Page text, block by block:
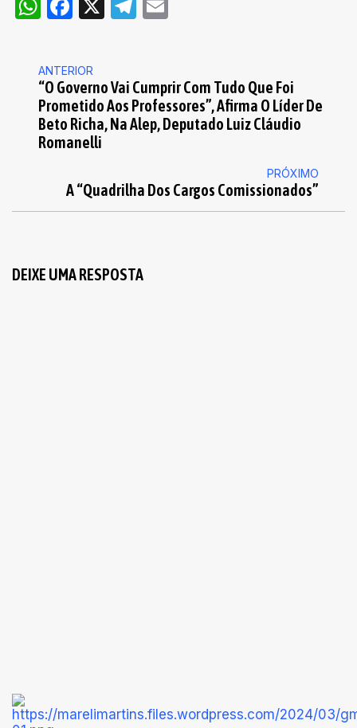
WhatsApp
Facebook
X Telegram
ANTERIOR
“O Governo Vai Cumprir Com Tudo Que Foi
Prometido Aos Professores”, Afirma O Líder De
Beto Richa, Na Alep, Deputado Luiz Cláudio
Romanelli
PRÓXIMO
A “quadrilha Dos Cargos Comissionados”
DEIXE UMA RESPOSTA